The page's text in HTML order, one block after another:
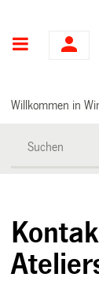
Willkommen in